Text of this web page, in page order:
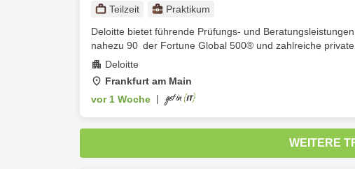
Teilzeit
Praktikum
Deloitte bietet führende Prüfungs- und
nahezu 90 der Fortune Global 500® und zahlreiche private
Deloitte
Frankfurt am Main
vor 1 Woche
WEITERE